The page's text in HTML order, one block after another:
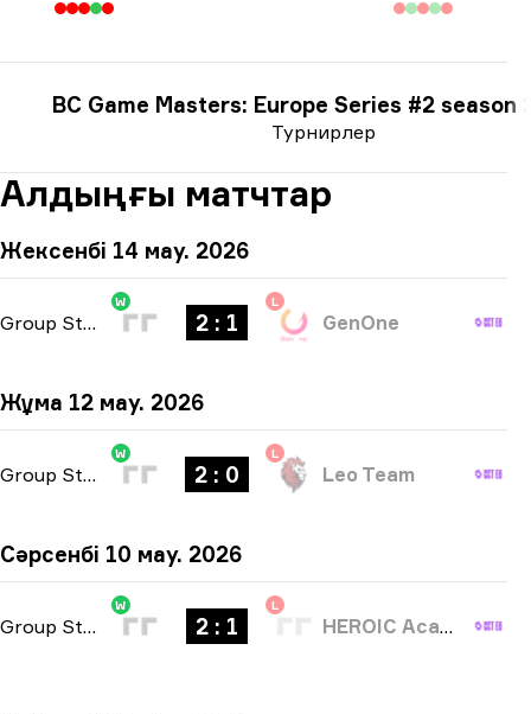
Турнирлер
BC Game Masters: Europe Series #2 season
Алдыңғы матчтар
Жексенбі 14 мау. 2026
Group Stage -bo3
W
2 : 1
L
GenOne
Жұма 12 мау. 2026
Group Stage -bo3
W
2 : 0
L
Leo Team
Сәрсенбі 10 мау. 2026
Group Stage -bo3
W
2 : 1
L
HEROIC Academy